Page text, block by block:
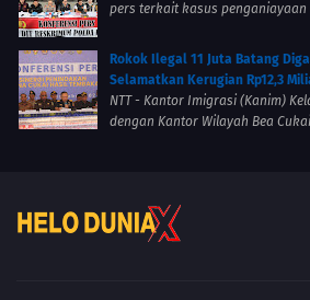
pers terkait kasus penganiayaan
Rokok Ilegal 11 Juta Batang
Selamatkan Kerugian Rp12,3
NTT - Kantor Imigrasi (Kanim)
dengan Kantor Wilayah Bea